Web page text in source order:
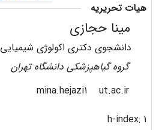
هیات تحریریه
مینا حجازی
دانشجوی دکتری اکولوژی
گروه گیاهپزشکی دانشگاه تهران
ut.ac.ir
h-index: 1